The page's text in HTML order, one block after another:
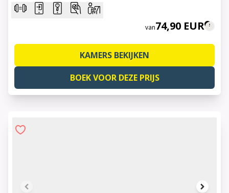
van74,90 EUR
KAMERS BEKIJKEN
BOEK VOOR DEZE PRIJS